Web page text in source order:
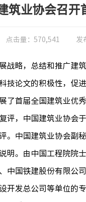
筑业协会召开
点击量： 570,541 发
略，总结和推广建筑
技论文的积极性，促
了首届全国建筑业优
，中国建筑业协会于
。中国建筑业协会副
明。由中国工程院院
中国铁建股份有限公
开发总公司等单位的